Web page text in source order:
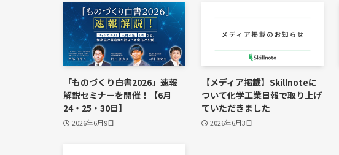
「ものづくり白書2026」速報
解説セミナーを開催！【6月
24・25・30日】
2026年6月9日
【メディア掲載】Skillnoteに
ついて化学工業日報で取り上げ
ていただきました
2026年6月3日